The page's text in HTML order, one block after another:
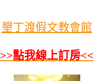
墾丁渡假文教會館
>>點我線上訂房<<